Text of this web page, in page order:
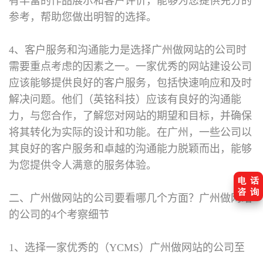
参考，帮助您做出明智的选择。
4、客户服务和沟通能力是选择广州做网站的公司时
需要重点考虑的因素之一。一家优秀的网站建设公司
应该能够提供良好的客户服务，包括快速响应和及时
解决问题。他们（英铭科技）应该有良好的沟通能
力，与您合作，了解您对网站的期望和目标，并确保
将其转化为实际的设计和功能。在广州，一些公司以
其良好的客户服务和卓越的沟通能力脱颖而出，能够
为您提供令人满意的服务体验。
二、广州做网站的公司要看哪几个方面？ 广州做网站
的公司的4个考察细节
1、选择一家优秀的（YCMS）广州做网站的公司至